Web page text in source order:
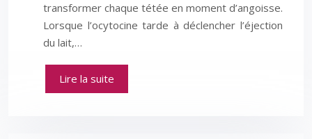
transformer chaque tétée en moment d’angoisse.
Lorsque l’ocytocine tarde à déclencher l’éjection
du lait,…
Lire la suite